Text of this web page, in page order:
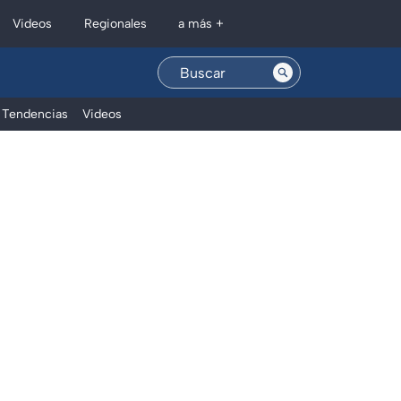
Videos Regionales a más +
Tendencias Videos